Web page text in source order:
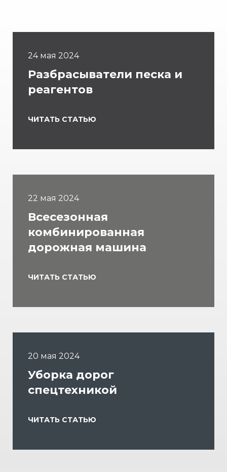
24 мая 2024
Разбрасыватели песка и
реагентов
ЧИТАТЬ СТАТЬЮ
22 мая 2024
Всесезонная
комбинированная
дорожная машина
ЧИТАТЬ СТАТЬЮ
20 мая 2024
Уборка дорог
спецтехникой
ЧИТАТЬ СТАТЬЮ